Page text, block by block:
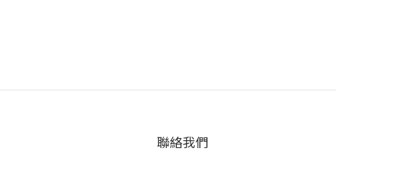
聯絡我們